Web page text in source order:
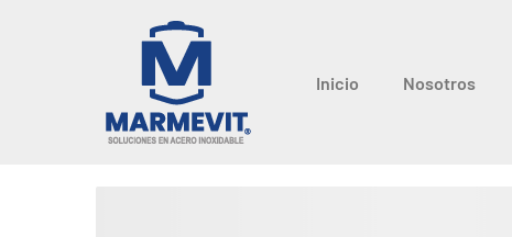
Inicio Nosotros